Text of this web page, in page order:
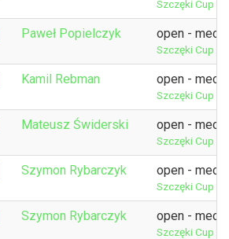
Szczęki Cup
Paweł Popielczyk open - mecz
Szczęki Cup
Kamil Rebman open - mecz
Szczęki Cup
Mateusz Świderski open - mecz
Szczęki Cup
Szymon Rybarczyk open - mecz
Szczęki Cup
Szymon Rybarczyk open - mecz
Szczęki Cup